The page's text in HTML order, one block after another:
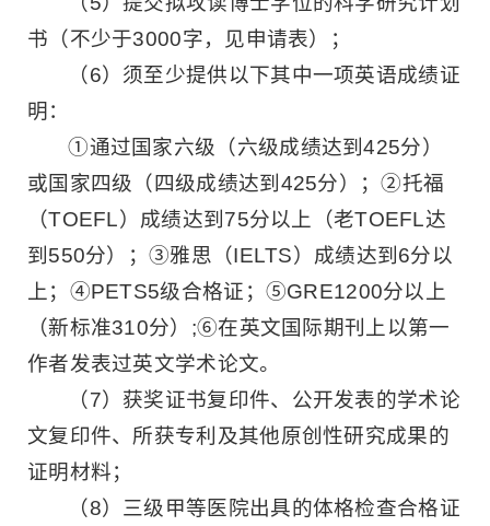
书（不少于3000字，见申请表）；
（6）须至少提供以下其中一项英语成绩证
明：
①通过国家六级（六级成绩达到425分）
或国家四级（四级成绩达到425分）；②托福
（TOEFL）成绩达到75分以上（老TOEFL达
到550分）；③雅思（IELTS）成绩达到6分以
上；④PETS5级合格证；⑤GRE1200分以上
（新标准310分）;⑥在英文国际期刊上以第一
作者发表过英文学术论文。
（7）获奖证书复印件、公开发表的学术论
文复印件、所获专利及其他原创性研究成果的
证明材料；
（8）三级甲等医院出具的体格检查合格证